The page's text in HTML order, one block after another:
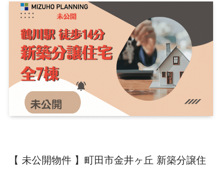
【 未公開物件 】町田市金井ヶ丘 新築分譲住